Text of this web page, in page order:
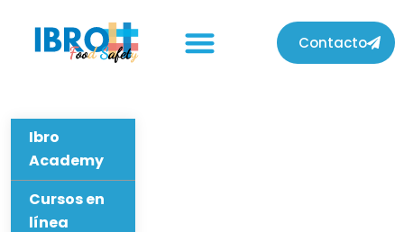
Contacto
Ibro
Academy
Cursos en
línea